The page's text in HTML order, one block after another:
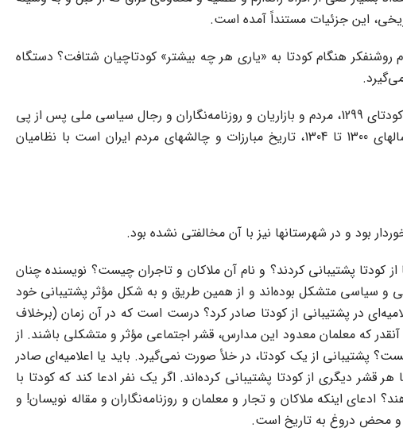
این جزئیات مستنداً آمده است.
روشنفکر هنگام کودتا به «یاری هر چه بیشتر» کودتاچیان شتافت؟ دستگاه
اساساً پشتیبانی مردم از کودتا چیزی است که بعداً، با آشکار شدن ماهیت کودتاچیان و مشاهدة عملکرد آنان، معلوم می‌شود. در کودتای 1299، مردم و بازاریان و روزنامه‌نگاران و رجال سیاسی ملی پس از پی
بردن به اهداف رضاخان و ماهیت کودتا با او به مخالفت برخاستند و در حقیقت تاریخ سیاسی و اجتماعی ایران در فاصله سالهای 1300 تا 1304، تاریخ مبارزات و چالشهای مردم ایران است با نظامیان
بود و در شهرستانها نیز با آن مخالفتی نشده بود.
پشتیبانی کردند؟ و نام آن ملاکان و تاجران چیست؟ نویسنده چنان
و سیاسی متشکل بوده‌اند و از همین طریق و به شکل مؤثر پشتیبانی خود
در پشتیبانی از کودتا صادر کرد؟ درست است که در آن زمان (برخلاف
که معلمان معدود این مدارس، قشر اجتماعی مؤثر و متشکلی باشند. از
پشتیبانی از یک کودتا، در خلأ صورت نمی‌گیرد. باید یا اعلامیه‌ای صادر
قشر دیگری از کودتا پشتیبانی کرده‌اند. اگر یک نفر ادعا کند که کودتا با
اینکه ملاکان و تجار و معلمان و روزنامه‌نگاران و مقاله نویسان! و
و محض دروغ به تاریخ است.